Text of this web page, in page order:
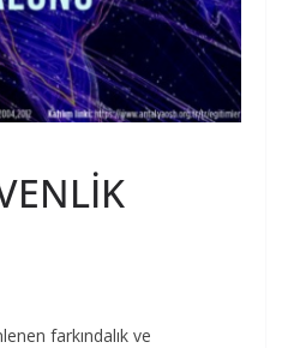
farkındalık ve